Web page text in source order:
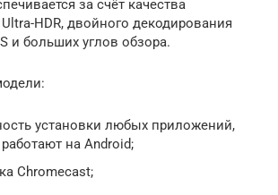
за счёт качества
HDR, двойного декодирования
и больших углов обзора.
установки любых приложений,
на Android;
Chromecast;